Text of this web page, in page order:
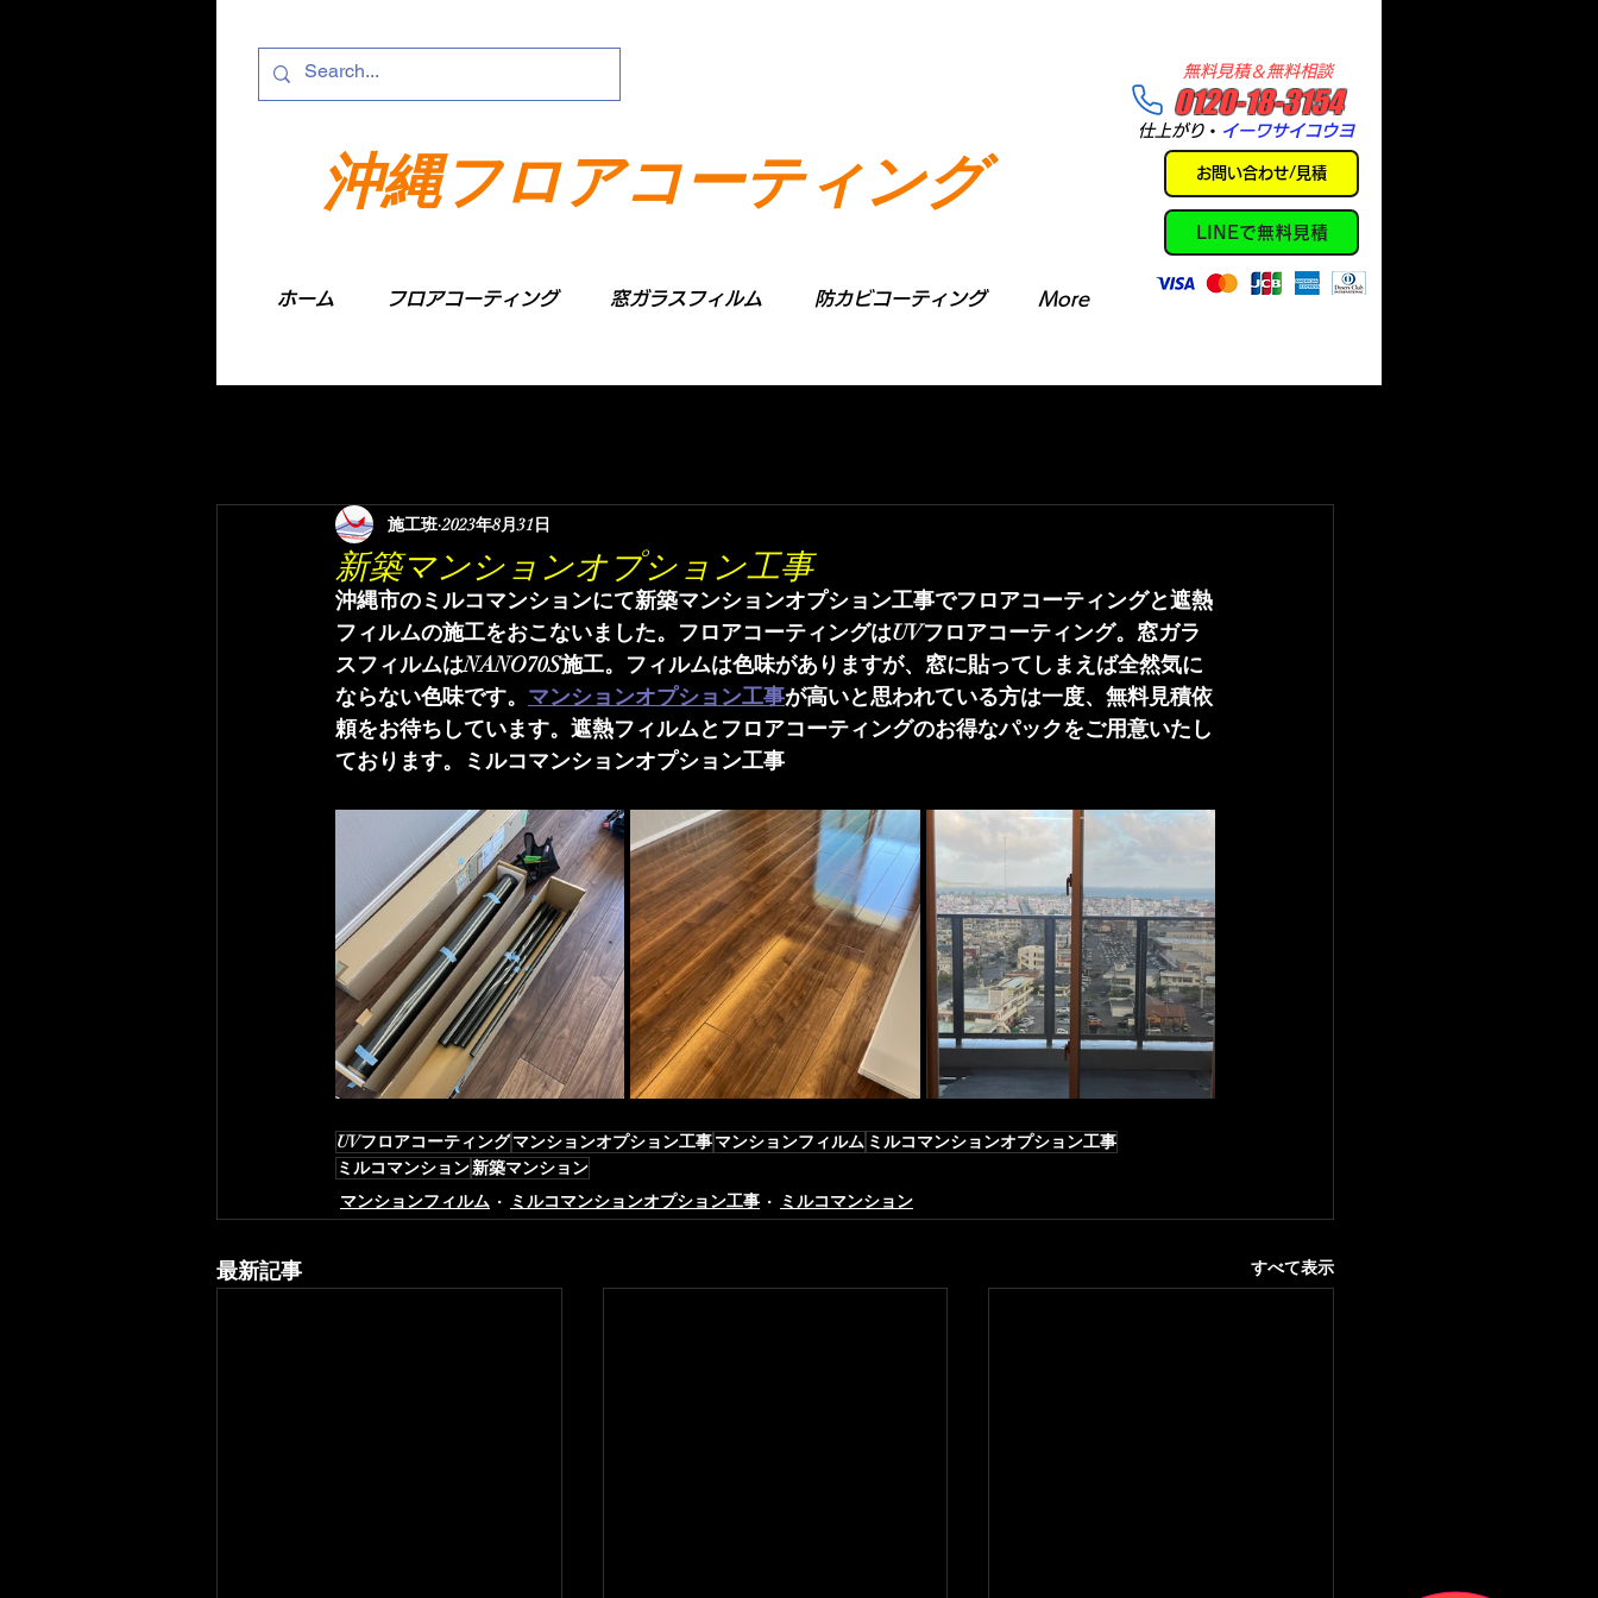
沖縄フロアコーティング
ホーム フロアコーティング 窓ガラスフィルム 防カビコーティング More
​0120-18-3154
​無料見積＆無料相談
​仕上がり ・ イーワサイコウヨ
お問い合わせ/見積
LINEで無料見積
新築マンションオプション工事
施工班 2023年8月31日
沖縄市のミルコマンションにて新築マンションオプション工事でフロアコーティングと遮熱
フィルムの施工をおこないました。フロアコーティングはUVフロアコーティング。窓ガラ
スフィルムはNANO70S施工。フィルムは色味がありますが、窓に貼ってしまえば全然気に
ならない色味です。 マンションオプション工事が高いと思われている方は一度、無料見積依
頼をお待ちしています。遮熱フィルムとフロアコーティングのお得なパックをご用意いたし
ております。ミルコマンションオプション工事
UVフロアコーティングマンションオプション工事マンションフィルム ミルコマンションオプション工事
ミルコマンション新築マンション
マンションフィルム
ミルコマンションオプション工事 ミルコマンション
最新記事 すべて表示